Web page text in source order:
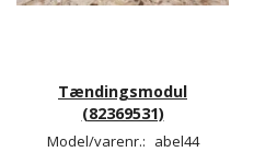
Tændingsmodul
(82369531)
Model/varenr.: abel44